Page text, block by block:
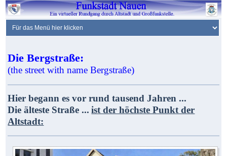
Die Bergstraße:
(the street with name Bergstraße)
Hier begann es vor rund tausend Jahren ...
Die älteste Straße ... ist der höchste Punkt der
Altstadt: